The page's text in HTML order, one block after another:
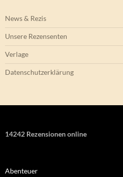
News & Rezis
Unsere Rezensenten
Verlage
Datenschutzerklärung
14242 Rezensionen online
Abenteuer